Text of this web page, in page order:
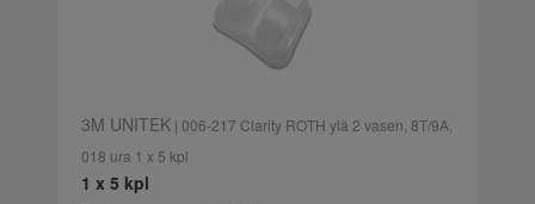
3M UNITEK| 006-217 Clarity ROTH ylä 2 vasen, 8T/9A,
018 ura 1 x 5 kpl
1 x 5 kpl